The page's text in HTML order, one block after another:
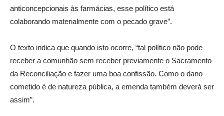
anticoncepcionais às farmácias, esse político está
colaborando materialmente com o pecado grave”.
O texto indica que quando isto ocorre, “tal político não pode
receber a comunhão sem receber previamente o Sacramento
da Reconciliação e fazer uma boa confissão. Como o dano
cometido é de natureza pública, a emenda também deverá ser
assim”.